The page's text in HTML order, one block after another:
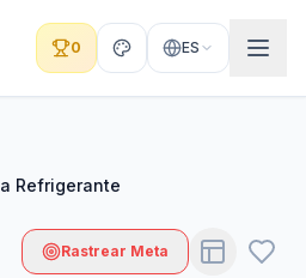
0 ES
Refrigerante
Rastrear Meta